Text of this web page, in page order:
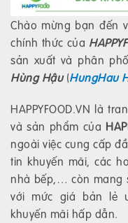
Chào mừng bạn đến
chính thức của
sản xuất và phân
Hùng Hậu(HungHau
HAPPYFOOD.VN là
và sản phẩm của
ngoài việc cung cấp
tin khuyến mãi, các
nhà bếp,… còn mang
với mức giá bản lẻ
khuyến mãi hấp dẫn.